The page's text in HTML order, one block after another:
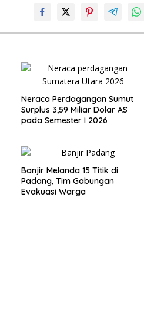
Neraca Perdagangan Sumut
Surplus 3,59 Miliar Dolar AS
pada Semester I 2026
Banjir Melanda 15 Titik di
Padang, Tim Gabungan
Evakuasi Warga